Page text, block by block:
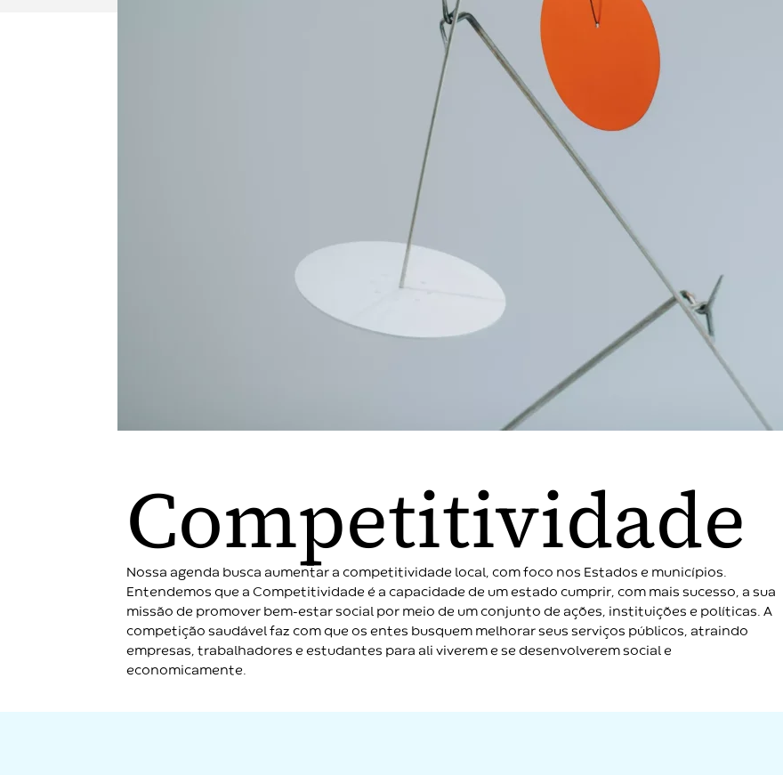
Competitividade
Nossa agenda busca aumentar a competitividade local, com foco nos Estados e municípios.
Entendemos que a Competitividade é a capacidade de um estado cumprir, com mais sucesso, a sua
missão de promover bem-estar social por meio de um conjunto de ações, instituições e políticas. A
competição saudável faz com que os entes busquem melhorar seus serviços públicos, atraindo
empresas, trabalhadores e estudantes para ali viverem e se desenvolverem social e
economicamente.